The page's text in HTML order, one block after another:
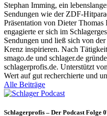
Stephan Imming, ein
Sendungen wie der ZDF-
Präsentation von Dieter
engagierte er sich im
Sendungen und ließ sich von
Krenz inspirieren. Nach
smago.de und schlager.de
schlagerprofis.de. Unterstützt
Wert auf gut recherchierte und
Alle Beiträge
Schlagerprofis – Der Podcast Folge